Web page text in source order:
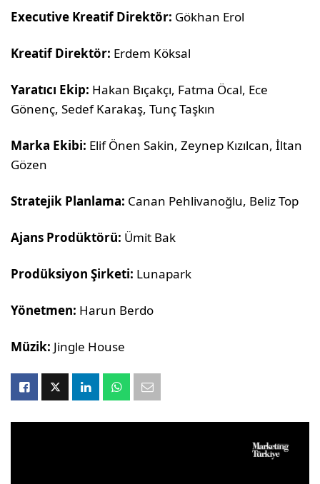
Executive Kreatif Direktör: Gökhan Erol
Kreatif Direktör: Erdem Köksal
Yaratıcı Ekip: Hakan Bıçakçı, Fatma Öcal, Ece
Gönenç, Sedef Karakaş, Tunç Taşkın
Marka Ekibi: Elif Önen Sakin, Zeynep Kızılcan, İltan
Gözen
Stratejik Planlama: Canan Pehlivanoğlu, Beliz Top
Ajans Prodüktörü: Ümit Bak
Prodüksiyon Şirketi: Lunapark
Yönetmen: Harun Berdo
Müzik: Jingle House